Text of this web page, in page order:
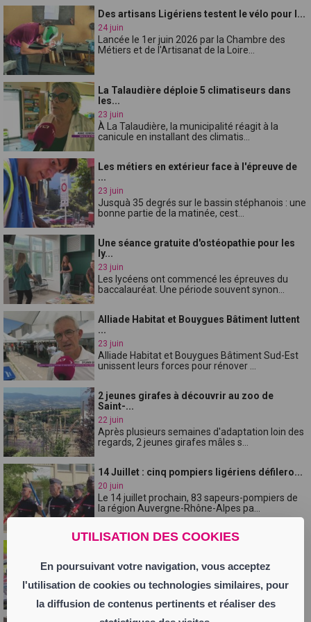
UTILISATION DES COOKIES
En poursuivant votre navigation, vous acceptez
l'utilisation de cookies ou technologies similaires, pour
la diffusion de contenus pertinents et réaliser des
Des artisans Ligériens testent le vélo pour l...
24 juin
Lancée le 1er juin 2026 par la Chambre des
Métiers et de l'Artisanat de la Loire...
La Talaudière déploie 5 climatiseurs dans
les...
23 juin
À La Talaudière, la municipalité réagit à la
canicule en installant des climatis...
Les métiers en extérieur face à l'épreuve de
...
23 juin
Jusquà 35 degrés sur le bassin stéphanois : une
bonne partie de la matinée, cest...
Une séance gratuite d'ostéopathie pour les
ly...
23 juin
Les lycéens ont commencé les épreuves du
baccalauréat. Une période souvent synon...
Alliade Habitat et Bouygues Bâtiment luttent
...
23 juin
Alliade Habitat et Bouygues Bâtiment Sud-Est
unissent leurs forces pour rénover ...
2 jeunes girafes à découvrir au zoo de
Saint-...
22 juin
Après plusieurs semaines d'adaptation loin des
regards, 2 jeunes girafes mâles s...
14 Juillet : cinq pompiers ligériens défilero...
20 juin
Le 14 juillet prochain, 83 sapeurs-pompiers de
la région Auvergne-Rhône-Alpes pa...
20 juin
Pour la première fois, le Département de la